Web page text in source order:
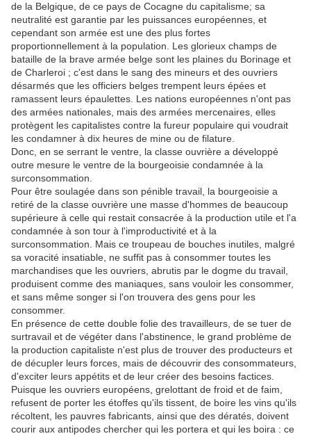
de la Belgique, de ce pays de Cocagne du capitalisme; sa
neutralité est garantie par les puissances européennes, et
cependant son armée est une des plus fortes
proportionnellement à la population. Les glorieux champs de
bataille de la brave armée belge sont les plaines du Borinage et
de Charleroi ; c'est dans le sang des mineurs et des ouvriers
désarmés que les officiers belges trempent leurs épées et
ramassent leurs épaulettes. Les nations européennes n'ont pas
des armées nationales, mais des armées mercenaires, elles
protègent les capitalistes contre la fureur populaire qui voudrait
les condamner à dix heures de mine ou de filature.
Donc, en se serrant le ventre, la classe ouvrière a développé
outre mesure le ventre de la bourgeoisie condamnée à la
surconsommation.
Pour être soulagée dans son pénible travail, la bourgeoisie a
retiré de la classe ouvrière une masse d'hommes de beaucoup
supérieure à celle qui restait consacrée à la production utile et l'a
condamnée à son tour à l'improductivité et à la
surconsommation. Mais ce troupeau de bouches inutiles, malgré
sa voracité insatiable, ne suffit pas à consommer toutes les
marchandises que les ouvriers, abrutis par le dogme du travail,
produisent comme des maniaques, sans vouloir les consommer,
et sans même songer si l'on trouvera des gens pour les
consommer.
En présence de cette double folie des travailleurs, de se tuer de
surtravail et de végéter dans l'abstinence, le grand problème de
la production capitaliste n'est plus de trouver des producteurs et
de décupler leurs forces, mais de découvrir des consommateurs,
d'exciter leurs appétits et de leur créer des besoins factices.
Puisque les ouvriers européens, grelottant de froid et de faim,
refusent de porter les étoffes qu'ils tissent, de boire les vins qu'ils
récoltent, les pauvres fabricants, ainsi que des dératés, doivent
courir aux antipodes chercher qui les portera et qui les boira : ce